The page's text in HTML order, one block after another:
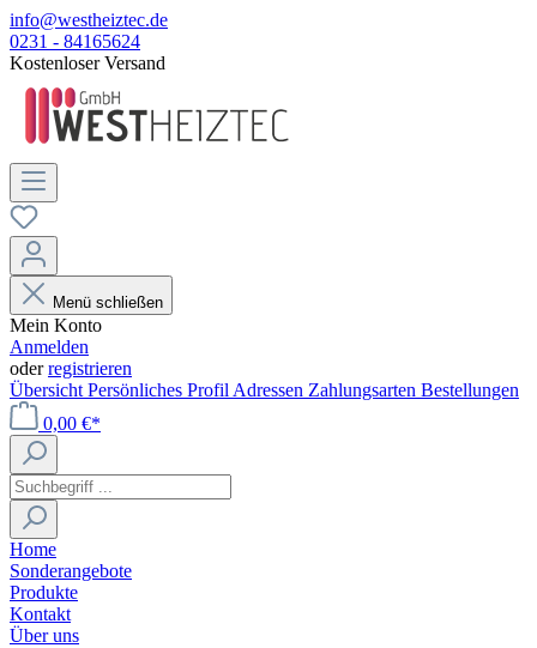
info@westheiztec.de
0231 - 84165624
Kostenloser Versand
Menü schließen
Mein Konto
Anmelden
oderregistrieren
Übersicht Persönliches Profil Adressen Zahlungsarten Bestellungen
0,00 €*
Home
Sonderangebote
Produkte
Kontakt
Über uns